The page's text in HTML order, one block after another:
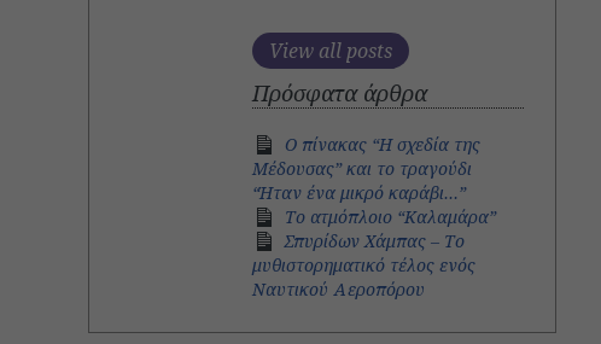
View all posts
Πρόσφατα άρθρα
Ο πίνακας “Η σχεδία της
Μέδουσας” και το τραγούδι
“Ήταν ένα μικρό καράβι…”
Το ατμόπλοιο “Καλαμάρα”
Σπυρίδων Χάμπας – Το
μυθιστορηματικό τέλος ενός
Ναυτικού Αεροπόρου